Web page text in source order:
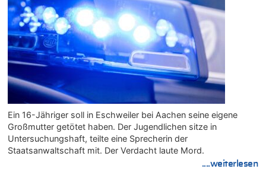
Ein 16-Jähriger soll in Eschweiler bei Aachen seine eigene
Großmutter getötet haben. Der Jugendlichen sitze in
Untersuchungshaft, teilte eine Sprecherin der
Staatsanwaltschaft mit. Der Verdacht laute Mord.
....weiterlesen